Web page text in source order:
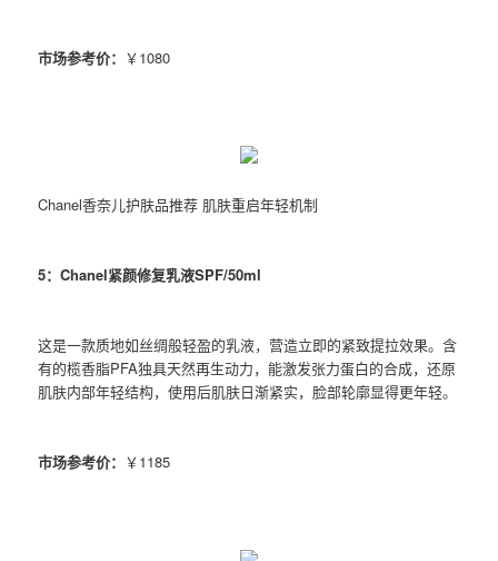
市场参考价： ￥1080
Chanel香奈儿护肤品推荐 肌肤重启年轻机制
5：Chanel紧颜修复乳液SPF/50ml
这是一款质地如丝绸般轻盈的乳液，营造立即的紧致提拉效果。含
有的榄香脂PFA独具天然再生动力，能激发张力蛋白的合成，还原
肌肤内部年轻结构，使用后肌肤日渐紧实，脸部轮廓显得更年轻。
市场参考价： ￥1185